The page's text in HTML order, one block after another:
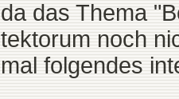
da das Thema
tektorum noch
mal folgendes